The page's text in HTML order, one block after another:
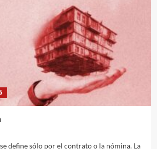
define sólo por el contrato o la nómina. La